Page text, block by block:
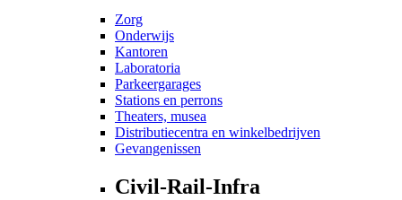
Zorg
Onderwijs
Kantoren
Laboratoria
Parkeergarages
Stations en perrons
Theaters, musea
Distributiecentra en winkelbedrijven
Gevangenissen
Civil-Rail-Infra